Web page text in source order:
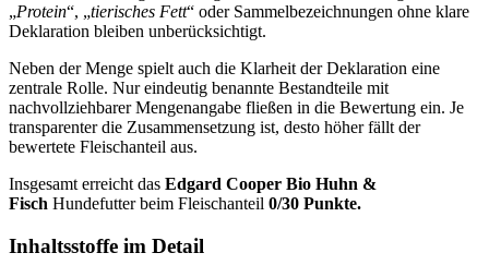
„Protein“, „tierisches Fett“ oder Sammelbezeichnungen ohne klare
Deklaration bleiben unberücksichtigt.
Neben der Menge spielt auch die Klarheit der Deklaration eine
zentrale Rolle. Nur eindeutig benannte Bestandteile mit
nachvollziehbarer Mengenangabe fließen in die Bewertung ein. Je
transparenter die Zusammensetzung ist, desto höher fällt der
bewertete Fleischanteil aus.
Insgesamt erreicht das Edgard Cooper Bio Huhn &
Fisch Hundefutter beim Fleischanteil 0/30 Punkte.
Inhaltsstoffe im Detail